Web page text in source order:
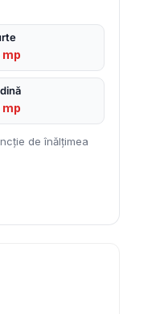
mp
mp
de înălțimea